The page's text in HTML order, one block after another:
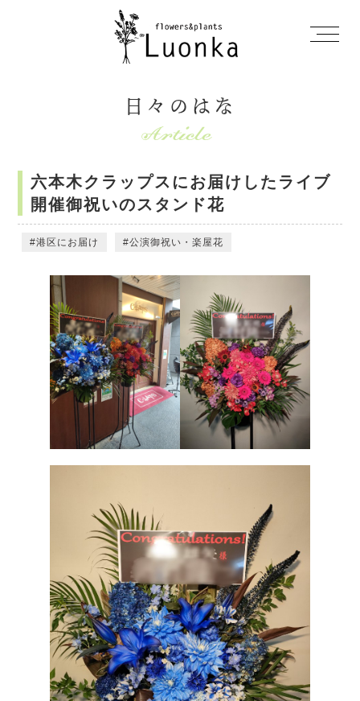
日々のはな
六本木クラップスにお届けしたライブ
開催御祝いのスタンド花
港区にお届け 公演御祝い・楽屋花